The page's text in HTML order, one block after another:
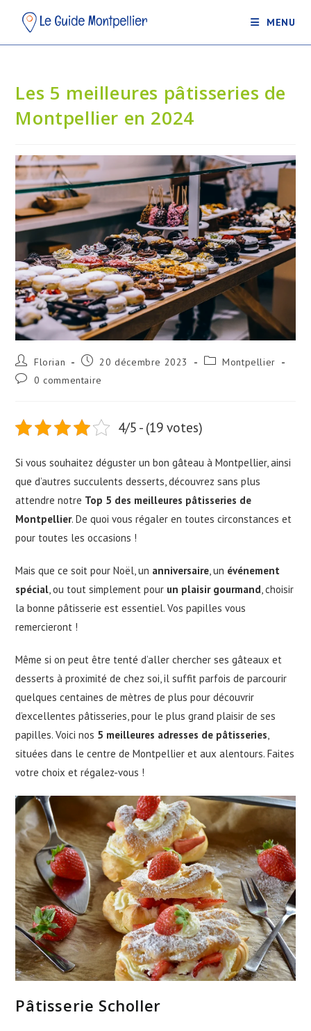
MENU
Les 5 meilleures pâtisseries de
Montpellier en 2024
Florian 20 décembre 2023
Montpellier
0 commentaire
4/5 - (19 votes)
Si vous souhaitez déguster un bon gâteau à Montpellier, ainsi
que d’autres succulents desserts, découvrez sans plus
attendre notre Top 5 des meilleures pâtisseries de
Montpellier. De quoi vous régaler en toutes circonstances et
pour toutes les occasions !
Mais que ce soit pour Noël, un anniversaire, un événement
spécial, ou tout simplement pour un plaisir gourmand, choisir
la bonne pâtisserie est essentiel. Vos papilles vous
remercieront !
Même si on peut être tenté d’aller chercher ses gâteaux et
desserts à proximité de chez soi, il suffit parfois de parcourir
quelques centaines de mètres de plus pour découvrir
d’excellentes pâtisseries, pour le plus grand plaisir de ses
papilles. Voici nos 5 meilleures adresses de pâtisseries,
situées dans le centre de Montpellier et aux alentours. Faites
votre choix et régalez-vous !
Pâtisserie Scholler